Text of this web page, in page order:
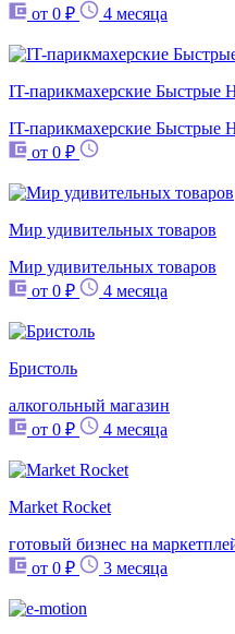
от 0 ₽
4 месяца
IT-парикмахерские Быстрые
IT-парикмахерские Быстрые
от 0 ₽
Мир удивительных товаров
Мир удивительных товаров
от 0 ₽
4 месяца
Бристоль
алкогольный магазин
от 0 ₽
4 месяца
Market Rocket
готовый бизнес на
от 0 ₽
3 месяца